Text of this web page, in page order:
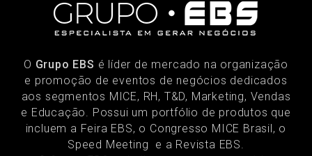
O Grupo EBS é líder de mercado na organização
e promoção de eventos de negócios dedicados
aos segmentos MICE, RH, T&D, Marketing, Vendas
e Educação. Possui um portfólio de produtos que
incluem a Feira EBS, o Congresso MICE Brasil, o
Speed Meeting e a Revista EBS.